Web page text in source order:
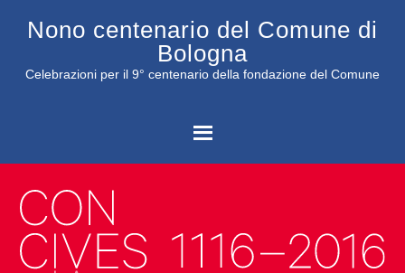
Nono centenario del Comune di
Bologna
Celebrazioni per il 9° centenario della fondazione del Comune